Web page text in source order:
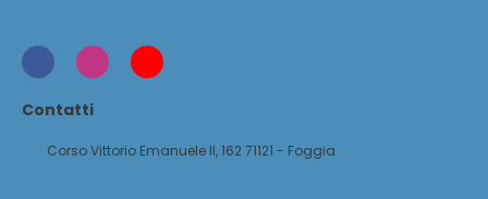
Contatti
Corso Vittorio Emanuele II, 162 71121 - Foggia